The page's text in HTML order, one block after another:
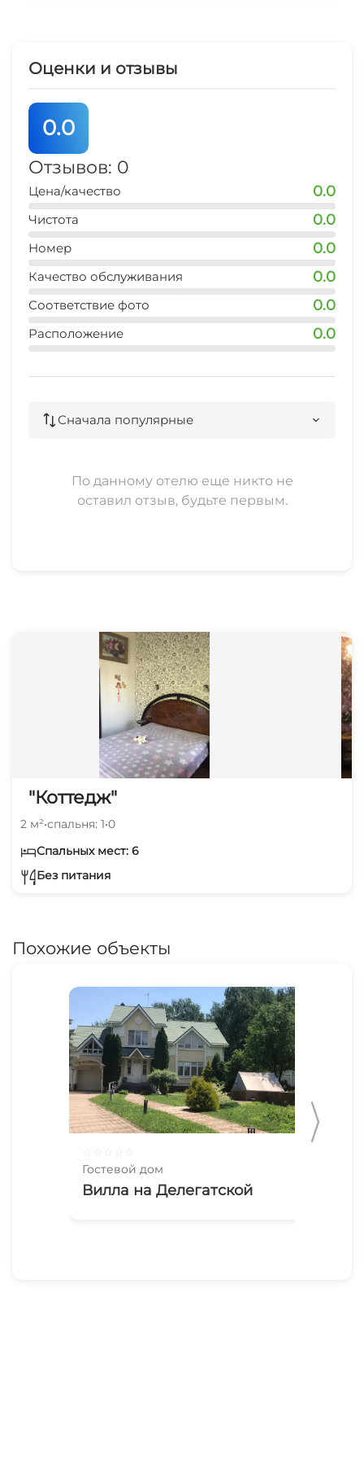
СВЧ
Оценки и отзывы
0.0
Отзывов: 0
Цена/качество 0.0
Чистота 0.0
Номер 0.0
Качество обслуживания 0.0
Соответствие фото 0.0
Расположение 0.0
Сначала популярные
По данному отелю еще никто не
оставил отзыв, будьте первым.
"Коттедж"
2 м²•спальня: 1•0
Спальных мест: 6
Без питания
Похожие объекты
Гостевой дом
Вилла на Делегатской